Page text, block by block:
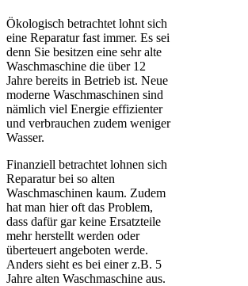
Ökologisch betrachtet lohnt sich
eine Reparatur fast immer. Es sei
denn Sie besitzen eine sehr alte
Waschmaschine die über 12
Jahre bereits in Betrieb ist. Neue
moderne Waschmaschinen sind
nämlich viel Energie effizienter
und verbrauchen zudem weniger
Wasser.
Finanziell betrachtet lohnen sich
Reparatur bei so alten
Waschmaschinen kaum. Zudem
hat man hier oft das Problem,
dass dafür gar keine Ersatzteile
mehr herstellt werden oder
überteuert angeboten werde.
Anders sieht es bei einer z.B. 5
Jahre alten Waschmaschine aus.